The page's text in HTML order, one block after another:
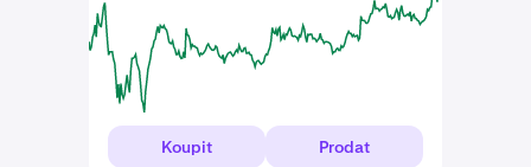
Koupit Prodat